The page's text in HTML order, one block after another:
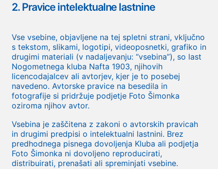
2. Pravice intelektualne lastnine
Vse vsebine, objavljene na tej spletni strani, vključno
s tekstom, slikami, logotipi, videoposnetki, grafiko in
drugimi materiali (v nadaljevanju: “vsebina”), so last
Nogometnega kluba Nafta 1903, njihovih
licencodajalcev ali avtorjev, kjer je to posebej
navedeno. Avtorske pravice na besedila in
fotografije si pridržuje podjetje Foto Šimonka
oziroma njihov avtor.
Vsebina je zaščitena z zakoni o avtorskih pravicah
in drugimi predpisi o intelektualni lastnini. Brez
predhodnega pisnega dovoljenja Kluba ali podjetja
Foto Šimonka ni dovoljeno reproducirati,
distribuirati, prenašati ali spreminjati vsebine.